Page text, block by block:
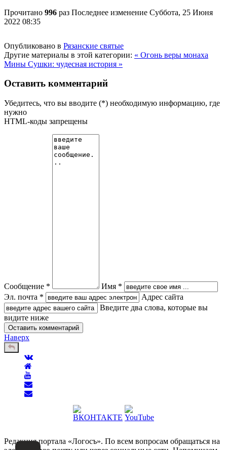
Прочитано 996 раз Последнее изменение Суббота, 25 Июня
2022 08:35
Опубликовано в Рязанские святые
Другие материалы в этой категории: « Огонь веры монаха
Мины Сушки: чудесная история »
Оставить комментарий
Убедитесь, что вы вводите (*) необходимую информацию, где
нужно
HTML-коды запрещены
Сообщение *
Имя *
Эл. почта *
Адрес сайта
Введите два слова, которые вы
видите ниже
Наверх
Редакция портала «Логосъ». По всем вопросам обращаться на